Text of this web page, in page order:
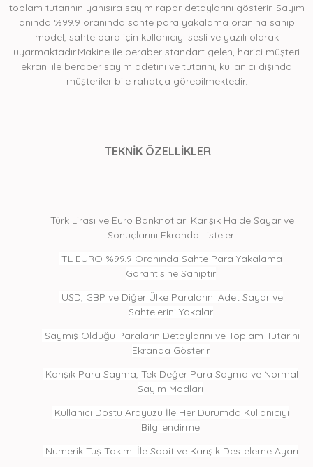
toplam tutarının yanısıra sayım rapor detaylarını gösterir. Sayım
anında %99.9 oranında sahte para yakalama oranına sahip
model, sahte para için kullanıcıyı sesli ve yazılı olarak
uyarmaktadır.Makine ile beraber standart gelen, harici müşteri
ekranı ile beraber sayım adetini ve tutarını, kullanıcı dışında
müşteriler bile rahatça görebilmektedir.
TEKNİK ÖZELLİKLER
Türk Lirası ve Euro Banknotları Karışık Halde Sayar ve
Sonuçlarını Ekranda Listeler
TL EURO %99.9 Oranında Sahte Para Yakalama
Garantisine Sahiptir
USD, GBP ve Diğer Ülke Paralarını Adet Sayar ve
Sahtelerini Yakalar
Saymış Olduğu Paraların Detaylarını ve Toplam Tutarını
Ekranda Gösterir
Karışık Para Sayma, Tek Değer Para Sayma ve Normal
Sayım Modları
Kullanıcı Dostu Arayüzü İle Her Durumda Kullanıcıyı
Bilgilendirme
Numerik Tuş Takımı İle Sabit ve Karışık Desteleme Ayarı